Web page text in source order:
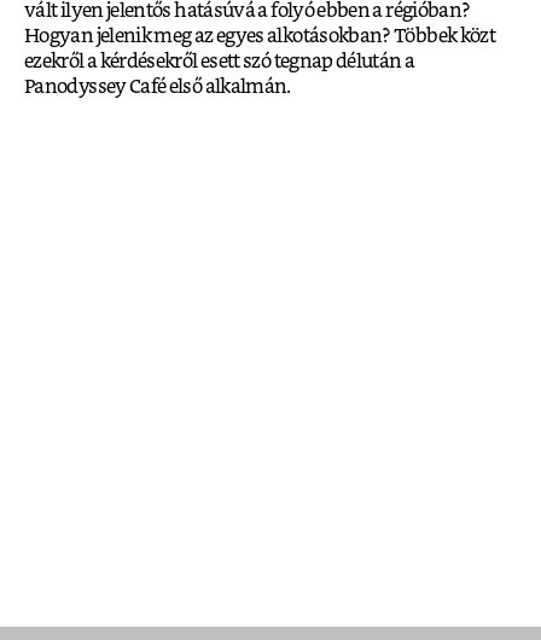
vált ilyen jelentős hatásúvá a folyó ebben a régióban?
Hogyan jelenik meg az egyes alkotásokban? Többek közt
ezekről a kérdésekről esett szó tegnap délután a
Panodyssey Café első alkalmán.